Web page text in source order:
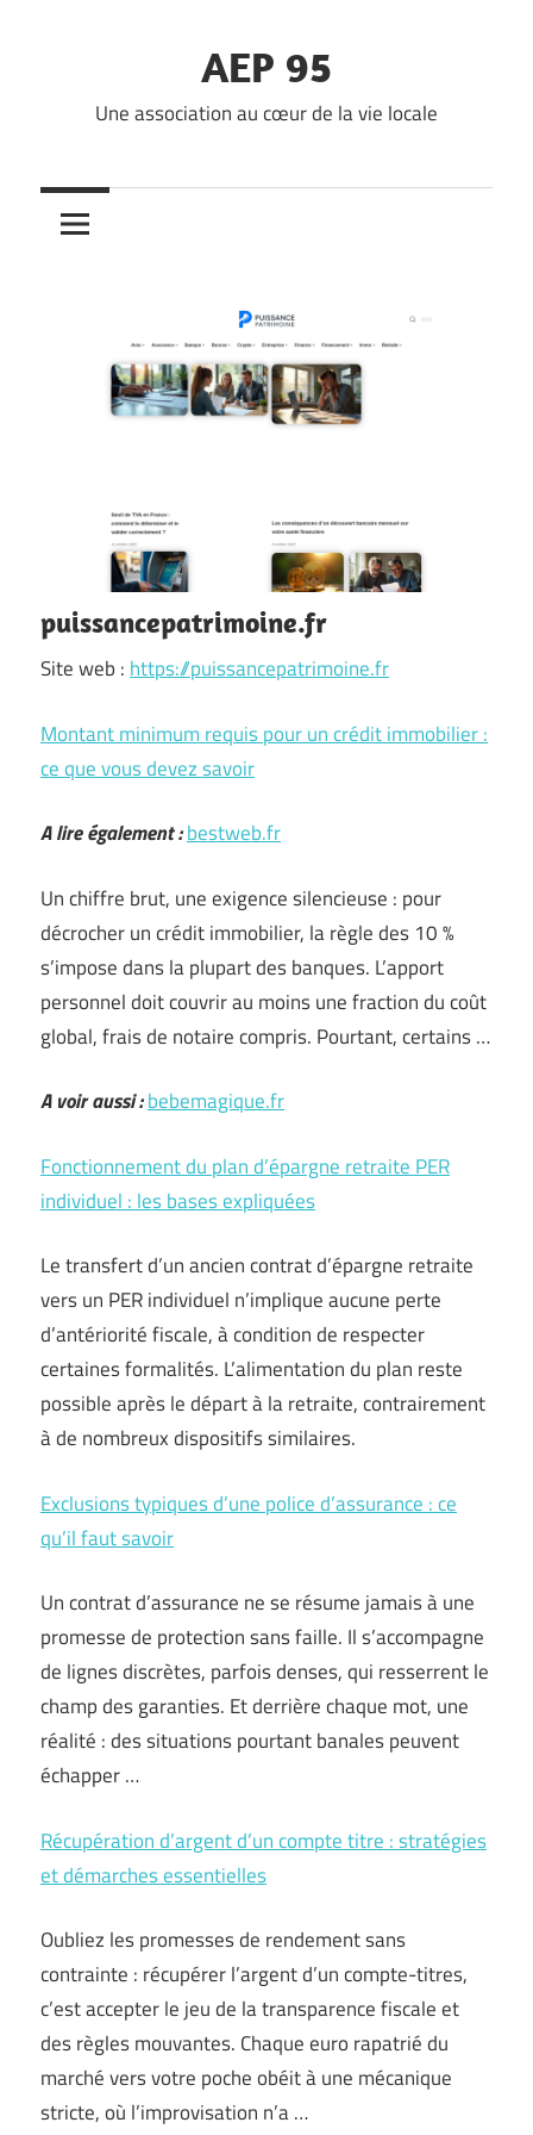
AEP 95
Une association au cœur de la vie locale
puissancepatrimoine.fr
Site web : https://puissancepatrimoine.fr
Montant minimum requis pour un crédit immobilier :
ce que vous devez savoir
A lire également :bestweb.fr
Un chiffre brut, une exigence silencieuse : pour
décrocher un crédit immobilier, la règle des 10 %
s’impose dans la plupart des banques. L’apport
personnel doit couvrir au moins une fraction du coût
global, frais de notaire compris. Pourtant, certains …
A voir aussi :bebemagique.fr
Fonctionnement du plan d’épargne retraite PER
individuel : les bases expliquées
Le transfert d’un ancien contrat d’épargne retraite
vers un PER individuel n’implique aucune perte
d’antériorité fiscale, à condition de respecter
certaines formalités. L’alimentation du plan reste
possible après le départ à la retraite, contrairement
à de nombreux dispositifs similaires.
Exclusions typiques d’une police d’assurance : ce
qu’il faut savoir
Un contrat d’assurance ne se résume jamais à une
promesse de protection sans faille. Il s’accompagne
de lignes discrètes, parfois denses, qui resserrent le
champ des garanties. Et derrière chaque mot, une
réalité : des situations pourtant banales peuvent
échapper …
Récupération d’argent d’un compte titre : stratégies
et démarches essentielles
Oubliez les promesses de rendement sans
contrainte : récupérer l’argent d’un compte-titres,
c’est accepter le jeu de la transparence fiscale et
des règles mouvantes. Chaque euro rapatrié du
marché vers votre poche obéit à une mécanique
stricte, où l’improvisation n’a …